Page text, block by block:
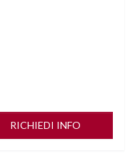
RICHIEDI INFO